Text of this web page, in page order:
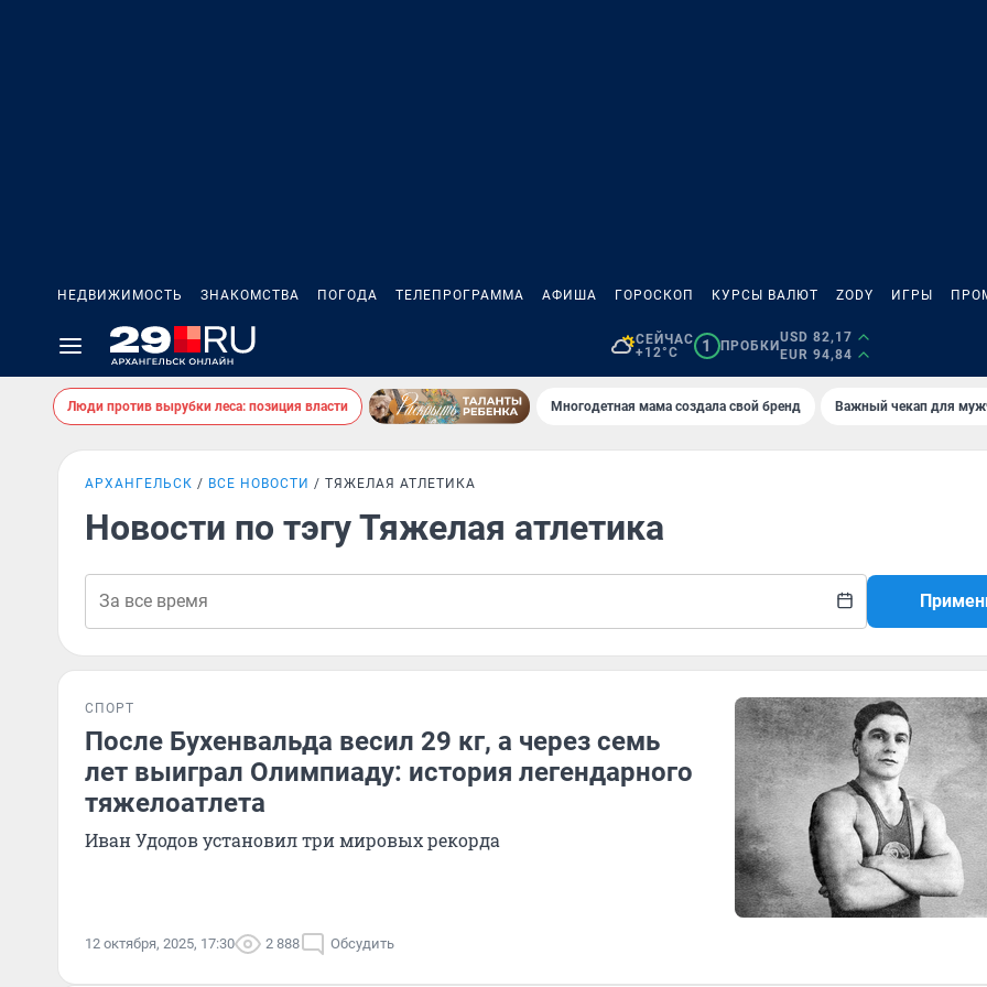
НЕДВИЖИМОСТЬ ЗНАКОМСТВА ПОГОДА ТЕЛЕПРОГРАММА АФИША ГОРОСКОП КУРСЫ ВАЛЮТ ZODY ИГРЫ
СЕЙЧАС
+12°C
1 ПРОБКИ
USD 82,17
EUR 94,84
Люди против вырубки леса: позиция власти Многодетная мама создала свой бренд Важный чекап для
АРХАНГЕЛЬСК ВСЕ НОВОСТИ ТЯЖЕЛАЯ АТЛЕТИКА
Новости по тэгу Тяжелая атлетика
СПОРТ
После Бухенвальда весил 29 кг, а через семь
лет выиграл Олимпиаду: история легендарного
тяжелоатлета
Иван Удодов установил три мировых рекорда
12 октября, 2025, 17:30 2 888 Обсудить